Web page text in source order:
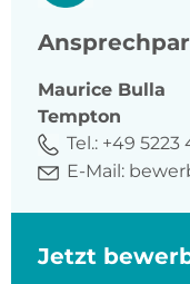
Maurice Bulla
Tempton
Tel.: +49 5223
E-Mail:
Jetzt